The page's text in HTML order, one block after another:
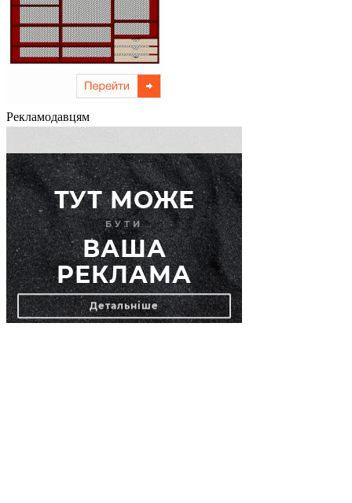
Рекламодавцям